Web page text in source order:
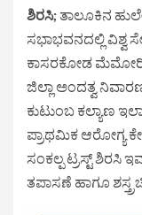
ಶಿರಸಿ;ತಾಲೂಕಿನ
ಸಭಾಭವನದಲ್ಲಿ ವಿಶ್ವ
ಕಾಸರಕೋಡ
ಜಿಲ್ಲಾ ಅಂದತ್ವ
ಕುಟುಂಬ ಕಲ್ಯಾಣ
ಪ್ರಾಥಮಿಕ ಆರೋಗ್ಯ
ಸಂಕಲ್ಪ ಟ್ರಸ್ಟ್ ಶಿರಸಿ
ತಪಾಸಣೆ ಹಾಗೂ